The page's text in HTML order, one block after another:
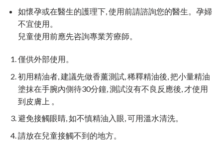
如懷孕或在醫生的護理下, 使用前請諮詢您的醫生。孕婦
不宜使用。
兒童使用前應先咨詢專業芳療師。
僅供外部使用。
初用精油者, 建議先做香薰測試, 稀釋精油後, 把小量精油
塗抹在手腕內側待30分鐘, 測試沒有不良反應後, 才使用
到皮膚上 。
避免接觸眼睛, 如不慎精油入眼, 可用溫水清洗。
請放在兒童接觸不到的地方。